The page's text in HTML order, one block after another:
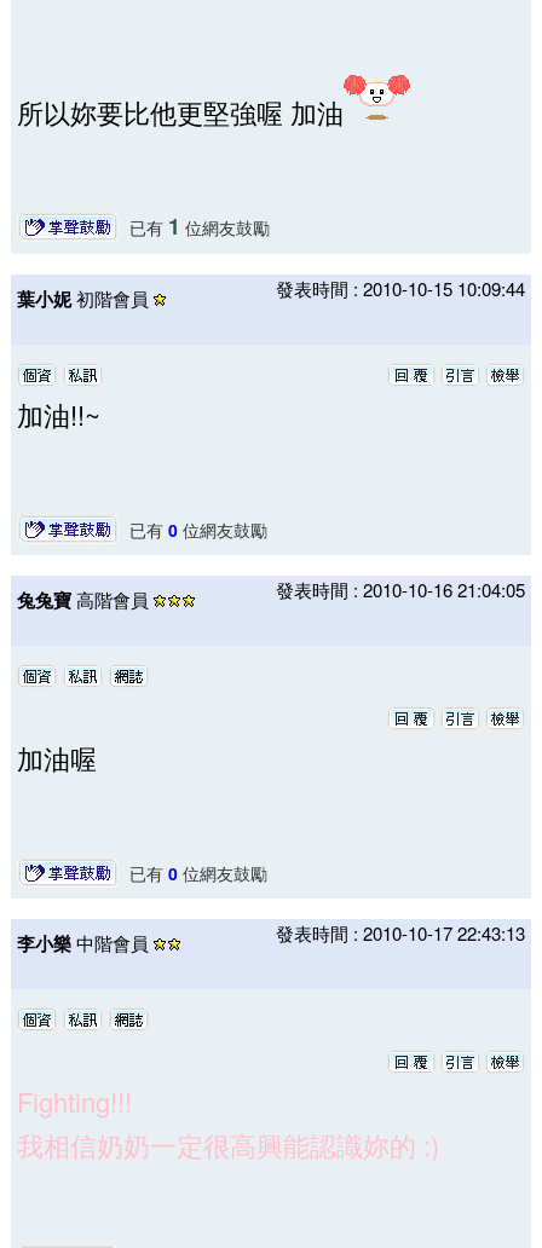
所以妳要比他更堅強喔 加油
已有 1 位網友鼓勵
葉小妮初階會員 發表時間 : 2010-10-15 10:09:44
加油!!~
已有 0位網友鼓勵
兔兔寶高階會員 發表時間 : 2010-10-16 21:04:05
加油喔
已有 0位網友鼓勵
李小樂中階會員 發表時間 : 2010-10-17 22:43:13
Fighting!!!
我相信奶奶一定很高興能認識妳的 :)